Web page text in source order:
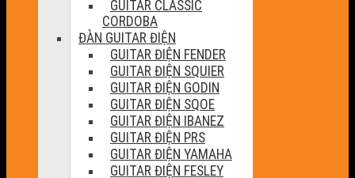
GUITAR CLASSIC
CORDOBA
ĐÀN GUITAR ĐIỆN
GUITAR ĐIỆN FENDER
GUITAR ĐIỆN SQUIER
GUITAR ĐIỆN GODIN
GUITAR ĐIỆN SQOE
GUITAR ĐIỆN IBANEZ
GUITAR ĐIỆN PRS
GUITAR ĐIỆN YAMAHA
GUITAR ĐIỆN FESLEY